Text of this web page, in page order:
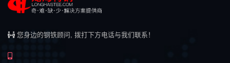
您身边的钢铁顾问, 拨打下方电话与我们联系！